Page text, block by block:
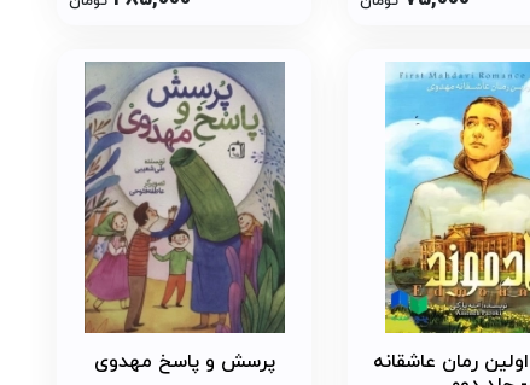
رمان عاشقانه
پرسش و پاسخ مهدوی